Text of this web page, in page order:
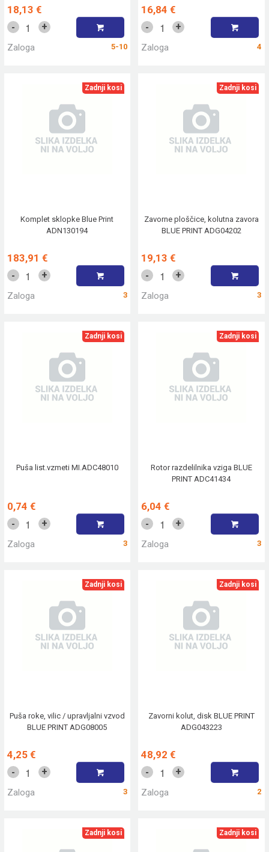
18,13 €
- +
Zaloga 5-10
16,84 €
- +
Zaloga 4
Zadnji kosi
Komplet sklopke Blue Print
ADN130194
183,91 €
- +
Zaloga 3
Zadnji kosi
Zavorne ploščice, kolutna zavora
BLUE PRINT ADG04202
19,13 €
- +
Zaloga 3
Zadnji kosi
Puša list.vzmeti MI.ADC48010
0,74 €
- +
Zaloga 3
Zadnji kosi
Rotor razdelilnika vziga BLUE
PRINT ADC41434
6,04 €
- +
Zaloga 3
Zadnji kosi
Puša roke, vilic / upravljalni vzvod
BLUE PRINT ADG08005
4,25 €
- +
Zaloga 3
Zadnji kosi
Zavorni kolut, disk BLUE PRINT
ADG043223
48,92 €
- +
Zaloga 2
Zadnji kosi Zadnji kosi